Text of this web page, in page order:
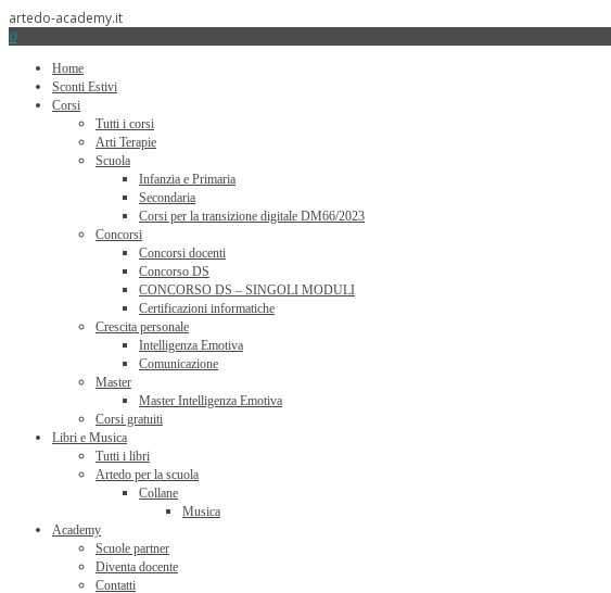
artedo-academy.it
0
Home
Sconti Estivi
Corsi
Tutti i corsi
Arti Terapie
Scuola
Infanzia e Primaria
Secondaria
Corsi per la transizione digitale DM66/2023
Concorsi
Concorsi docenti
Concorso DS
CONCORSO DS – SINGOLI MODULI
Certificazioni informatiche
Crescita personale
Intelligenza Emotiva
Comunicazione
Master
Master Intelligenza Emotiva
Corsi gratuiti
Libri e Musica
Tutti i libri
Artedo per la scuola
Collane
Musica
Academy
Scuole partner
Diventa docente
Contatti